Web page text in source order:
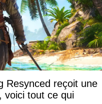
Resynced reçoit une
voici tout ce qui